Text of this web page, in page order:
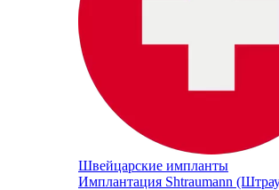
Швейцарские импланты
Имплантация Shtraumann